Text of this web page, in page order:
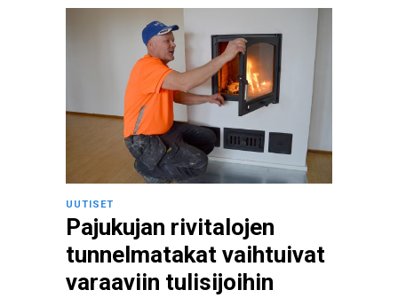
UUTISET
Pajukujan rivitalojen
tunnelmatakat vaihtuivat
varaaviin tulisijoihin